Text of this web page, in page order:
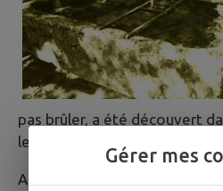
pas brûler, a été découvert
les années 1830.
A noter qu’il a une
Gérer mes